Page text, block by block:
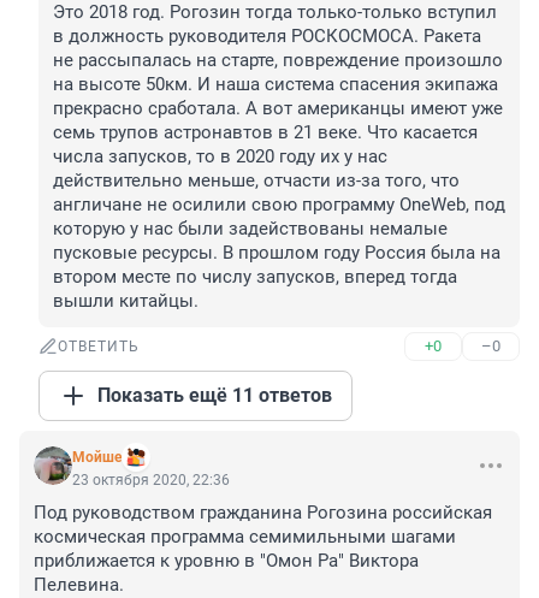
Это 2018 год. Рогозин тогда только-только вступил
в должность руководителя РОСКОСМОСА. Ракета
не рассыпалась на старте, повреждение произошло
на высоте 50км. И наша система спасения экипажа
прекрасно сработала. А вот американцы имеют уже
семь трупов астронавтов в 21 веке. Что касается
числа запусков, то в 2020 году их у нас
действительно меньше, отчасти из-за того, что
англичане не осилили свою программу OneWeb, под
которую у нас были задействованы немалые
пусковые ресурсы. В прошлом году Россия была на
втором месте по числу запусков, вперед тогда
вышли китайцы.
ОТВЕТИТЬ +0 –0
Показать ещё 11 ответов
Мойше
23 октября 2020, 22:36
Под руководством гражданина Рогозина российская
космическая программа семимильными шагами
приближается к уровню в "Омон Ра" Виктора
Пелевина.